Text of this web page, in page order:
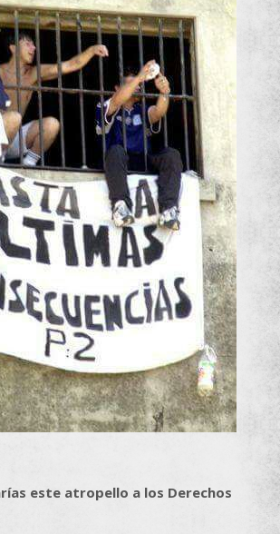
este atropello a los Derechos